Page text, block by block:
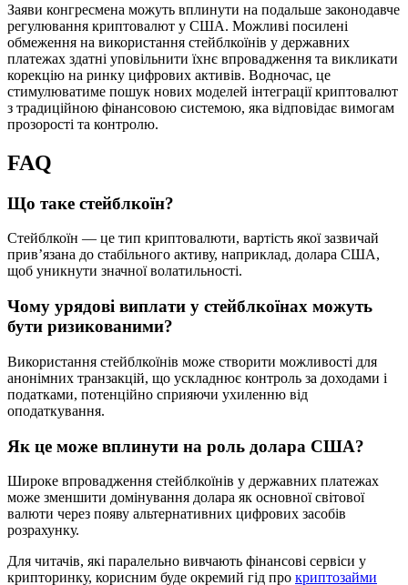
Заяви конгресмена можуть вплинути на подальше законодавче
регулювання криптовалют у США. Можливі посилені
обмеження на використання стейблкоїнів у державних
платежах здатні уповільнити їхнє впровадження та викликати
корекцію на ринку цифрових активів. Водночас, це
стимулюватиме пошук нових моделей інтеграції криптовалют
з традиційною фінансовою системою, яка відповідає вимогам
прозорості та контролю.
FAQ
Що таке стейблкоїн?
Стейблкоїн — це тип криптовалюти, вартість якої зазвичай
прив’язана до стабільного активу, наприклад, долара США,
щоб уникнути значної волатильності.
Чому урядові виплати у стейблкоїнах можуть
бути ризикованими?
Використання стейблкоїнів може створити можливості для
анонімних транзакцій, що ускладнює контроль за доходами і
податками, потенційно сприяючи ухиленню від
оподаткування.
Як це може вплинути на роль долара США?
Широке впровадження стейблкоїнів у державних платежах
може зменшити домінування долара як основної світової
валюти через появу альтернативних цифрових засобів
розрахунку.
Для читачів, які паралельно вивчають фінансові сервіси у
крипторинку, корисним буде окремий гід про криптозайми